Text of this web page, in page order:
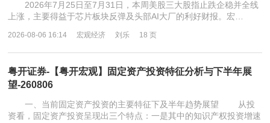
2026年7月25日至7月31日，本周美股三大股指止跌企稳并全线
上涨，主要得益于芯片板块反弹及头部AI大厂的利好财报。宏…
2026-08-06 16:14 宏观经济 刘乐 18 页
粤开证券-【粤开宏观】固定资产投资特征分析与下半年展
望-260806
一、当前固定资产投资的主要特征下及半年趋势展望 从投
资看，固定资产投资呈现出三个特点：一是其中的知识产权投资增速